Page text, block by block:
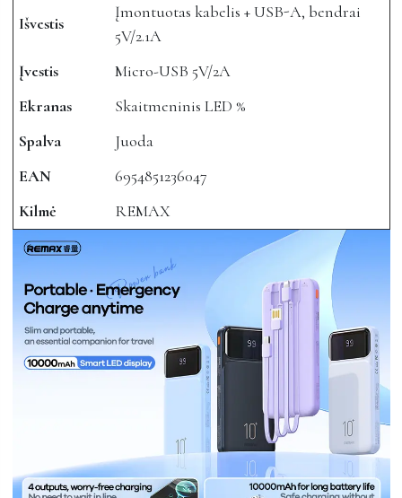
Išvestis
Įmontuotas kabelis + USB-A, bendrai
5V/2.1A
Įvestis
Micro-USB 5V/2A
Ekranas
Skaitmeninis LED %
Spalva
Juoda
EAN
6954851236047
Kilmė
REMAX